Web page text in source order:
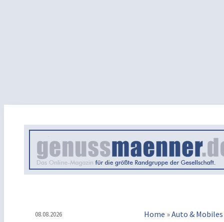
08.08.2026 Home »Auto & Mobiles